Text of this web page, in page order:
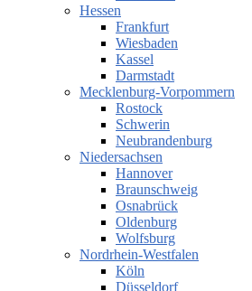
Hessen
Frankfurt
Wiesbaden
Kassel
Darmstadt
Mecklenburg-Vorpommern
Rostock
Schwerin
Neubrandenburg
Niedersachsen
Hannover
Braunschweig
Osnabrück
Oldenburg
Wolfsburg
Nordrhein-Westfalen
Köln
Düsseldorf